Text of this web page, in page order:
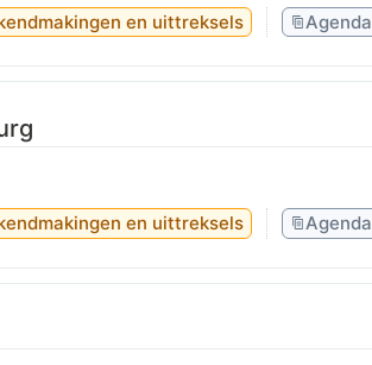
en uittreksels Agenda
en uittreksels Agenda